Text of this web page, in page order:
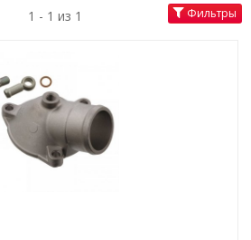
1 - 1 из 1 Фильтры